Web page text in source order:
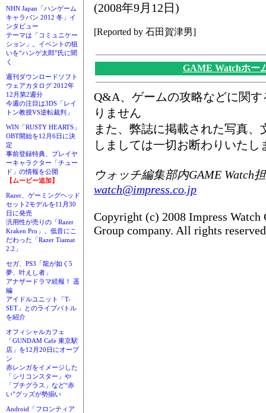
NHN Japan「ハンゲーム
キャラバン 2012 冬」イ
ンタビュー
テーマは「コミュニケー
ション」。イベントの狙
いを“ハンゲ太郎”氏に聞
く
週刊ダウンロードソフト
ウェアカタログ 2012年
12月第2週分
今週の注目は3DS「レイ
トン教授VS逆転裁判」
WIN「RUSTY HEARTS」
OBT開始を12月6日に決
定
事前登録特典、プレイヤ
ーキャラクター「チュー
ド」の情報を公開
【ムービー追加】
Razer、ゲーミングヘッド
セット2モデルを11月30
日に発売
汎用性が売りの「Razer
Kraken Pro」、低音にこ
だわった「Razer Tiamat
2.2」
セガ、PS3「龍が如く5
夢、叶えし者」
アナザードラマ続報！ 遥
編
アイドルユニット「T-
SET」とのライブバトル
を紹介
オフィシャルカフェ
「GUNDAM Cafe 東京駅
店」を12月20日にオープ
ン
赤レンガをイメージした
「シリコンスター」や
「プチグラス」など“赤
い”グッズが勢揃い
Android「フロンティア
(2008年9月12日)
[Reported by 石田賀津男]
GAME Watchホー
Q&A、ゲームの攻略などに関
りません
また、弊誌に掲載された写真
しましては一切お断わりいたし
ウォッチ編集部内GAME Watch
watch@impress.co.jp
Copyright (c) 2008 Impress Watch
Group company. All rights